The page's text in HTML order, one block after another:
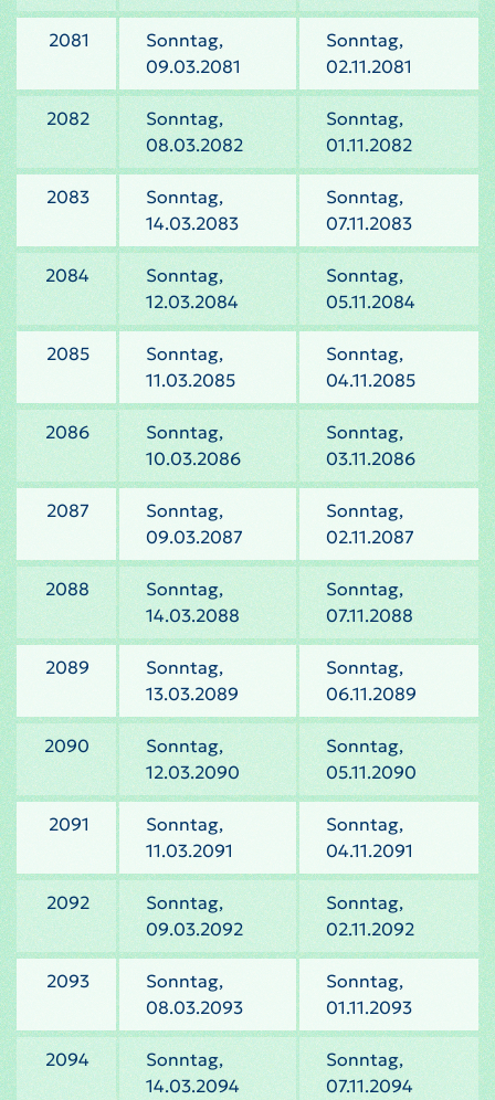
2081
Sonntag,
09.03.2081
Sonntag,
02.11.2081
2082
Sonntag,
08.03.2082
Sonntag,
01.11.2082
2083
Sonntag,
14.03.2083
Sonntag,
07.11.2083
2084
Sonntag,
12.03.2084
Sonntag,
05.11.2084
2085
Sonntag,
11.03.2085
Sonntag,
04.11.2085
2086
Sonntag,
10.03.2086
Sonntag,
03.11.2086
2087
Sonntag,
09.03.2087
Sonntag,
02.11.2087
2088
Sonntag,
14.03.2088
Sonntag,
07.11.2088
2089
Sonntag,
13.03.2089
Sonntag,
06.11.2089
2090
Sonntag,
12.03.2090
Sonntag,
05.11.2090
2091
Sonntag,
11.03.2091
Sonntag,
04.11.2091
2092
Sonntag,
09.03.2092
Sonntag,
02.11.2092
2093
Sonntag,
08.03.2093
Sonntag,
01.11.2093
2094
Sonntag,
14.03.2094
Sonntag,
07.11.2094